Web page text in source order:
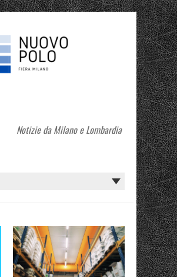
Notizie da Milano e Lombardia